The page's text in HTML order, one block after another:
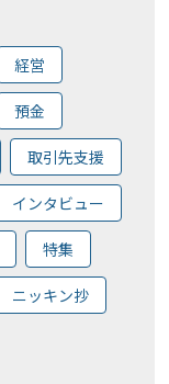
経営
預金
取引先支援
インタビュー
特集
ニッキン抄